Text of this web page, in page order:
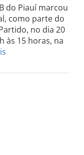
do
Sul
dia
do Piauí marcou
como parte do
no dia 20
às 15 horas, na
PI